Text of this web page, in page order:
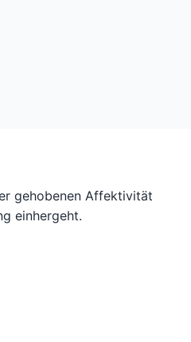
gehobenen Affektivität
einhergeht.